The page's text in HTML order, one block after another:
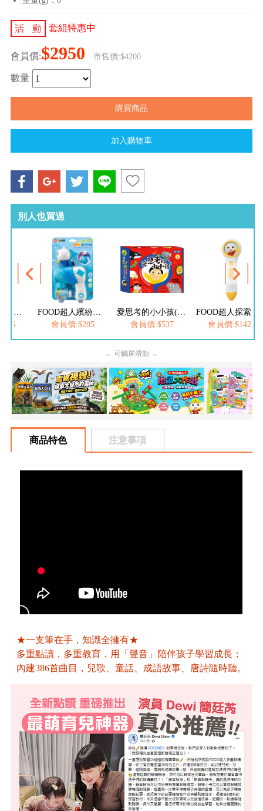
套組特惠中
會員價:$2950 市售價:$4200
數量
別人也買過
會員價:$537
FOOD超人探索點讀筆
會員價:$1422
會員價:$329
← 可觸屏滑動 →
商品特色 注意事項
★一支筆在手，知識全擁有★
多重點讀，多重教育，用「聲音」陪伴孩子學習成長；
內建386首曲目，兒歌、童話、成語故事、唐詩隨時聽。